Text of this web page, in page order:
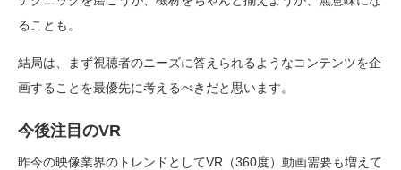
ることも。
結局は、まず視聴者のニーズに答えられるようなコンテンツを企
画することを最優先に考えるべきだと思います。
今後注目のVR
昨今の映像業界のトレンドとしてVR（360度）動画需要も増えて